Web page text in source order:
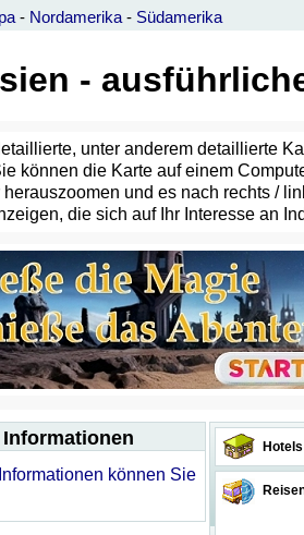
- Nordamerika - Südamerika
-
unter anderem detaillierte
können die Karte auf einem
und es nach rechts /
die sich auf Ihr Interesse an
können Sie
Hotels